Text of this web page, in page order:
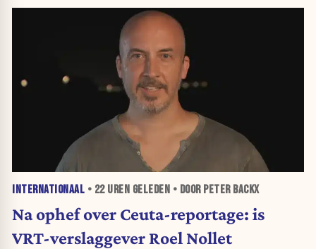
INTERNATIONAAL • 22 UREN GELEDEN • DOOR PETER BACKX
Na ophef over Ceuta-reportage: is
VRT-verslaggever Roel Nollet